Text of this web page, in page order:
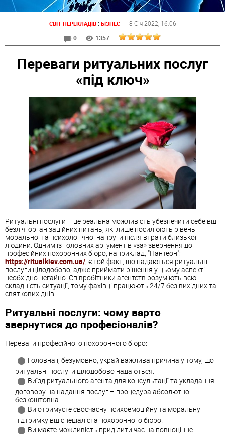
СВІТ ПЕРЕКЛАДІВ: БІЗНЕС 8 Січ 2022 , 16:06
0
1357
Переваги ритуальних послуг
«під ключ»
Ритуальні послуги – це реальна можливість убезпечити себе від
безлічі організаційних питань, які лише посилюють рівень
моральної та психологічної напруги після втрати близької
людини. Одним із головних аргументів «за» звернення до
професійних похоронних бюро, наприклад, "Пантеон":
https://ritualkiev.com.ua/, є той факт, що надаються ритуальні
послуги цілодобово, адже приймати рішення у цьому аспекті
необхідно негайно. Співробітники агентств розуміють всю
складність ситуації, тому фахівці працюють 24/7 без вихідних та
святкових днів.
Ритуальні послуги: чому варто
звернутися до професіоналів?
Переваги професійного похоронного бюро:
Головна і, безумовно, украй важлива причина у тому, що
ритуальні послуги цілодобово надаються.
Виїзд ритуального агента для консультації та укладання
договору на надання послуг – процедура абсолютно
безкоштовна.
Ви отримуєте своєчасну психоемоційну та моральну
підтримку від спеціаліста похоронного бюро.
Ви маєте можливість приділити час на повноцінне